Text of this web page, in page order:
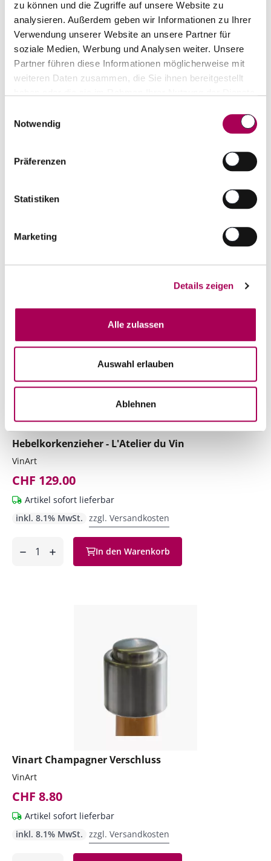
zu können und die Zugriffe auf unsere Website zu
analysieren. Außerdem geben wir Informationen zu Ihrer
Verwendung unserer Website an unsere Partner für
soziale Medien, Werbung und Analysen weiter. Unsere
Partner führen diese Informationen möglicherweise mit
weiteren Daten zusammen, die Sie ihnen bereitgestellt
Notwendig
Präferenzen
Statistiken
Marketing
Details zeigen
Alle zulassen
Auswahl erlauben
Ablehnen
Messbecher Double
VinArt
Artikel sofort lieferbar
Oeno Motion Wood & Chrome
Hebelkorkenzieher - L'Atelier du Vin
VinArt
CHF 129.00
Artikel sofort lieferbar
inkl. 8.1% MwSt. zzgl. Versandkosten
In den Warenkorb
Vinart Champagner Verschluss
VinArt
CHF 8.80
Artikel sofort lieferbar
inkl. 8.1% MwSt. zzgl. Versandkosten